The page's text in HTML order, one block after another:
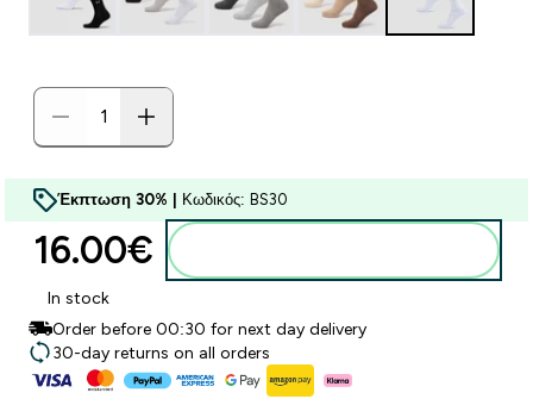
Έκπτωση 30% | Κωδικός: BS30
16.00€‎
In stock
Order before 00:30 for next day delivery
30-day returns on all orders